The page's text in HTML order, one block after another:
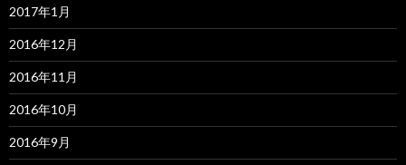
2017年1月
2016年12月
2016年11月
2016年10月
2016年9月